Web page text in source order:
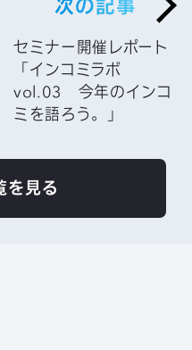
を見る
次の記事
セミナー開催レポート
「インコミラボ
vol.03 今年のインコ
ミを語ろう。」